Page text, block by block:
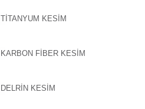
TİTANYUM KESİM
KARBON FİBER KESİM
DELRİN KESİM